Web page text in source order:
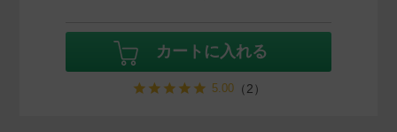
カートに入れる
5.00（2）